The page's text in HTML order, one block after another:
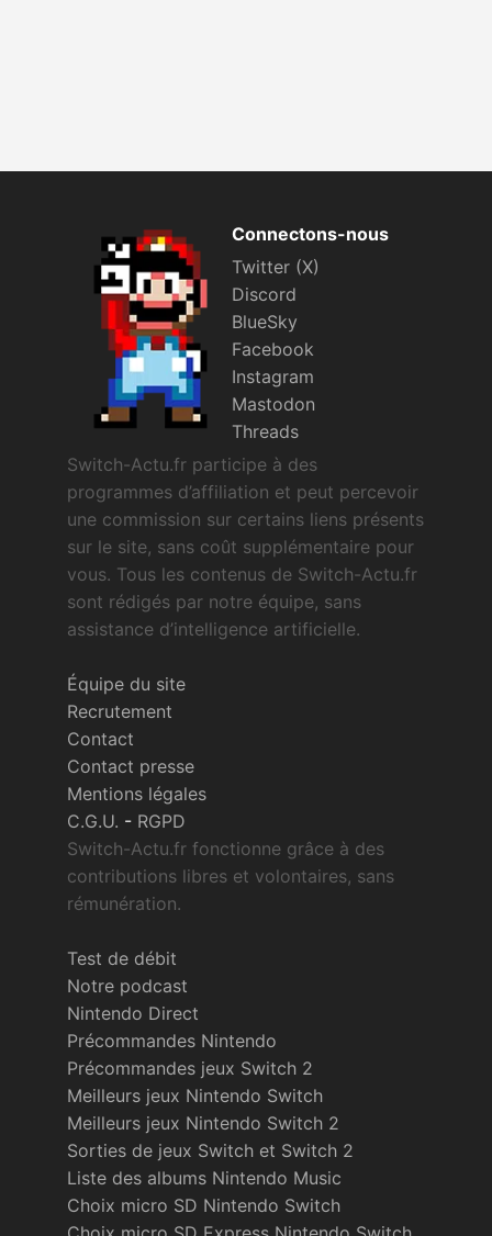
Connectons-nous
Twitter (X)
Discord
BlueSky
Facebook
Instagram
Mastodon
Threads
Switch-Actu.fr participe à des
programmes d’affiliation et peut percevoir
une commission sur certains liens présents
sur le site, sans coût supplémentaire pour
vous. Tous les contenus de Switch-Actu.fr
sont rédigés par notre équipe, sans
assistance d’intelligence artificielle.
Équipe du site
Recrutement
Contact
Contact presse
Mentions légales
C.G.U. - RGPD
Switch-Actu.fr fonctionne grâce à des
contributions libres et volontaires, sans
rémunération.
Test de débit
Notre podcast
Nintendo Direct
Précommandes Nintendo
Précommandes jeux Switch 2
Meilleurs jeux Nintendo Switch
Meilleurs jeux Nintendo Switch 2
Sorties de jeux Switch et Switch 2
Liste des albums Nintendo Music
Choix micro SD Nintendo Switch